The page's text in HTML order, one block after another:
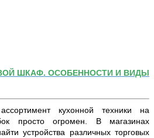
ШКАФ. ОСОБЕННОСТИ И ВИДЫ
кухонной техники на
просто огромен. В магазинах
устройства различных торговых